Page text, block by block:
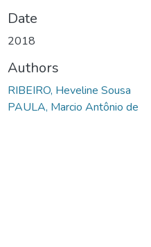
Date
2018
Authors
RIBEIRO, Heveline Sousa
PAULA, Marcio Antônio de